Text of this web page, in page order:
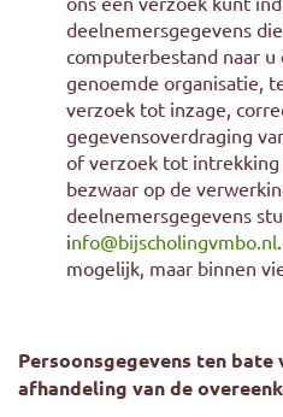
deelnemersgegevens
computerbestand naar u
genoemde organisatie,
verzoek tot inzage,
gegevensoverdraging
of verzoek tot
bezwaar op de
deelnemersgegevens
info@bijscholingvmbo.nl
mogelijk, maar binnen
Persoonsgegevens ten bate
afhandeling van de